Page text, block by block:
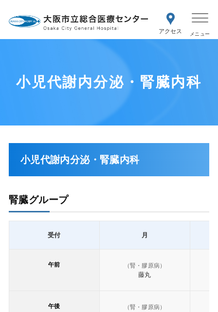
セス
小児代謝内分泌・腎臓内科
小児代謝内分泌・腎臓内科
腎臓グループ
受付 月
午前 （腎・膠原病）
藤丸
午後 （腎・膠原病）
紹介状をお持ちの方はこちら
再診の予約変更はこちら